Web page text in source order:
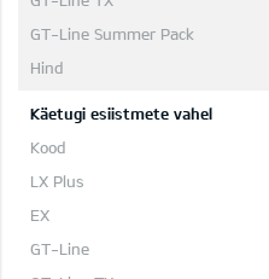
Käetugi esiistmete vahel